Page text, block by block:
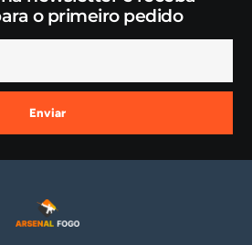
o primeiro pedido
Enviar